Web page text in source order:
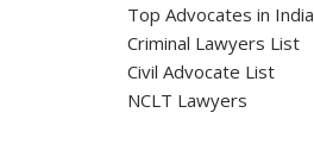
Top Advocates in India
Criminal Lawyers List
Civil Advocate List
NCLT Lawyers